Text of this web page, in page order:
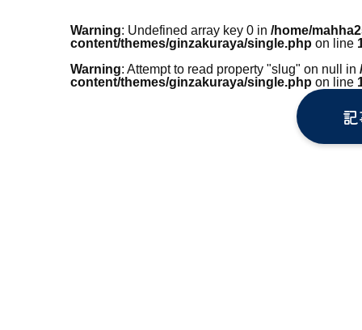
Warning: Undefined array key 0 in/home/
content/themes/ginzakuraya/single.php on line
Warning: Attempt to read property "slug" on null in
content/themes/ginzakuraya/single.php on line